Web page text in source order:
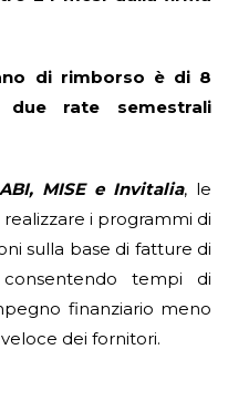
di rimborso è di 8
rate semestrali
MISE e Invitalia, le
i programmi di
sulla base di fatture di
tempi di
finanziario meno
dei fornitori.